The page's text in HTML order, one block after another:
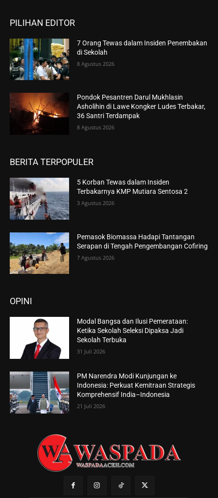
PILIHAN EDITOR
7 Orang Tewas dalam Insiden Penembakan
di Sekolah
8 Agustus 2026
Pondok Pesantren Darul Mukhlasin
Asholihin di Lawe Kongker Ludes Terbakar,
36 Santri Terdampak
8 Agustus 2026
BERITA TERPOPULER
5 Korban Tewas dalam Insiden
Terbakarnya KMP Mutiara Sentosa 2
3 Agustus 2026
Pemasok Biomassa Hadapi Tantangan
Serapan di Tengah Pengembangan Cofiring
7 Agustus 2026
OPINI
Modal Bangsa dan Ilusi Pemerataan:
Ketika Sekolah Seleksi Dipaksa Jadi
Sekolah Terbuka
31 Juli 2026
PM Narendra Modi Kunjungan ke
Indonesia: Perkuat Kemitraan Strategis
Komprehensif India–Indonesia
21 Juli 2026